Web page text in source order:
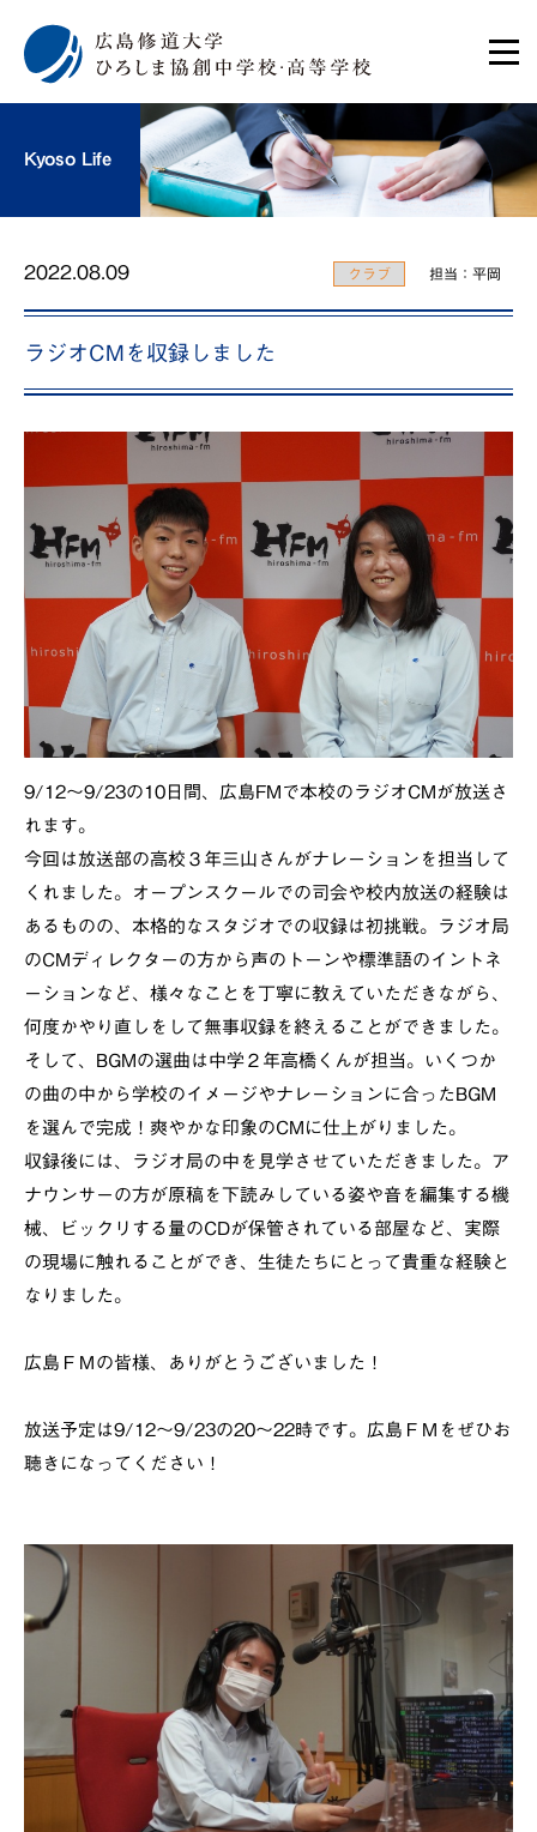
Kyoso Life
2022.08.09 クラブ 担当：平岡
ラジオCMを収録しました
9/12～9/23の10日間、広島FMで本校のラジオCMが放送さ
れます。
今回は放送部の高校３年三山さんがナレーションを担当して
くれました。オープンスクールでの司会や校内放送の経験は
あるものの、本格的なスタジオでの収録は初挑戦。ラジオ局
のCMディレクターの方から声のトーンや標準語のイントネ
ーションなど、様々なことを丁寧に教えていただきながら、
何度かやり直しをして無事収録を終えることができました。
そして、BGMの選曲は中学２年高橋くんが担当。いくつか
の曲の中から学校のイメージやナレーションに合ったBGM
を選んで完成！爽やかな印象のCMに仕上がりました。
収録後には、ラジオ局の中を見学させていただきました。ア
ナウンサーの方が原稿を下読みしている姿や音を編集する機
械、ビックリする量のCDが保管されている部屋など、実際
の現場に触れることができ、生徒たちにとって貴重な経験と
なりました。
広島ＦＭの皆様、ありがとうございました！
放送予定は9/12～9/23の20～22時です。広島ＦＭをぜひお
聴きになってください！